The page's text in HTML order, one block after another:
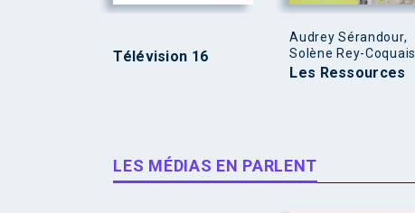
Télévision 16
Audrey Sérandour,
Solène Rey-Coquais
Les Ressources
LES MÉDIAS EN PARLENT